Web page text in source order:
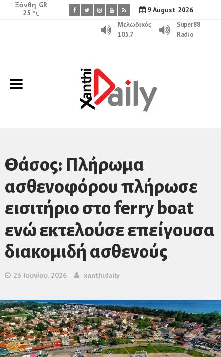
9 August 2026
Ξάνθη, GR
25 °C
Μελωδικός
105.7
Super88
Radio
Θάσος: Πλήρωμα
ασθενοφόρου πλήρωσε
εισιτήριο στο ferry boat
ενώ εκτελούσε επείγουσα
διακομιδή ασθενούς
23 Ιουνίου, 2026 xanthidaily